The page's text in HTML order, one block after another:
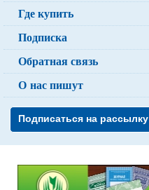
Где купить
Подписка
Обратная связь
О нас пишут
Подписаться на рассылку